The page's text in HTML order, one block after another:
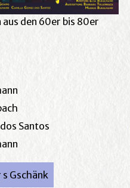
den 60er bis 80er
Santos
Gschänk